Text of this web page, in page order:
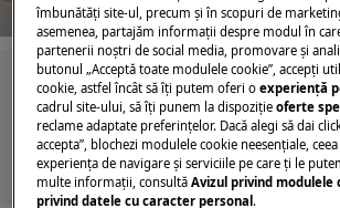
Caută printre articolele noastre
îmbunătăţi site-ul, precum și în scopuri de
asemenea, partajăm informaţii despre modul în
partenerii noștri de social media, promovare și
butonul „Acceptă toate modulele cookie”, accepţi
cookie, astfel încât să îţi putem oferi oexperienţă
cadrul site-ului, să îţi punem la dispoziţieoferte
reclame adaptate preferinţelor. Dacă alegi să dai
accepta”, blochezi modulele cookie neesenţiale,
experienţa de navigare și serviciile pe care ţi le
multe informaţii, consultăAvizul privind modulele
privind datele cu caracter personal.